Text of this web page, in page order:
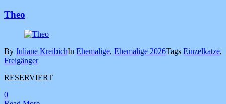
Theo
By Juliane KreibichIn Ehemalige, Ehemalige 2026Tags Einzelkatze,
Freigänger
RESERVIERT
0